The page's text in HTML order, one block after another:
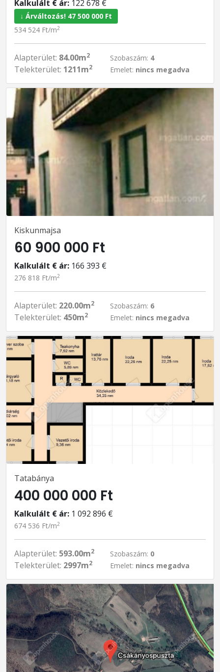
Kalkulált € ár: 122 678 €
↓ Árváltozás! 47 500 000 Ft
534 524 Ft/m2
Alapterület: 84.00m2
Telekterület: 1211m2
Szobaszám: 4
Emelet: nincs megadva
Kiskunmajsa
60 900 000 Ft
Kalkulált € ár: 166 393 €
276 818 Ft/m2
Alapterület: 220.00m2
Telekterület: 450m2
Szobaszám: 6
Emelet: nincs megadva
Tatabánya
400 000 000 Ft
Kalkulált € ár: 1 092 896 €
674 536 Ft/m2
Alapterület: 593.00m2
Telekterület: 2997m2
Szobaszám: 0
Emelet: nincs megadva